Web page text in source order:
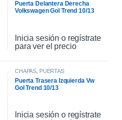
Puerta Delantera Derecha
Volkswagen Gol Trend 10/13
Inicia sesión o regístrate
para ver el precio
CHAPAS PUERTAS
Puerta Trasera Izquierda Vw
Gol Trend 10/13
Inicia sesión o regístrate